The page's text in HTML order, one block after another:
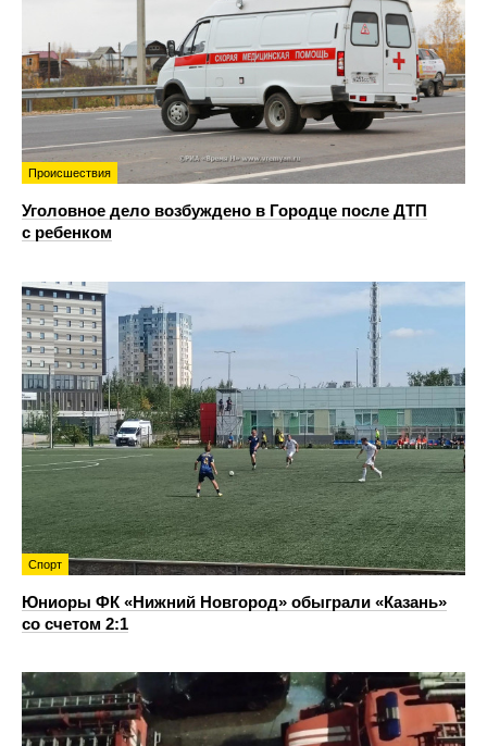
Происшествия
Уголовное дело возбуждено в Городце после ДТП
с ребенком
Спорт
Юниоры ФК «Нижний Новгород» обыграли «Казань»
со счетом 2:1